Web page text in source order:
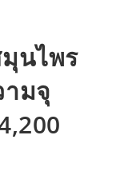
นไพร
มจุ